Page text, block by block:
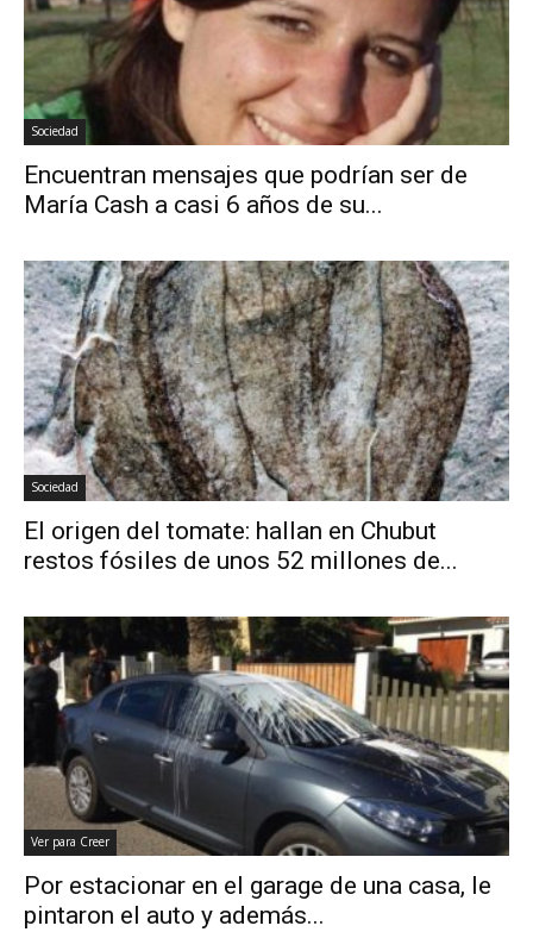
Sociedad
Encuentran mensajes que podrían ser de
María Cash a casi 6 años de su...
Sociedad
El origen del tomate: hallan en Chubut
restos fósiles de unos 52 millones de...
Ver para Creer
Por estacionar en el garage de una casa, le
pintaron el auto y además...